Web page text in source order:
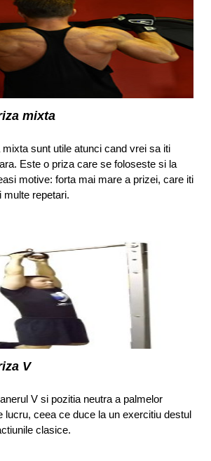
mixta
sunt utile atunci cand vrei sa iti
Este o priza care se foloseste si la
motive: forta mai mare a prizei, care iti
multe repetari.
V
V si pozitia neutra a palmelor
lucru, ceea ce duce la un exercitiu destul
clasice.